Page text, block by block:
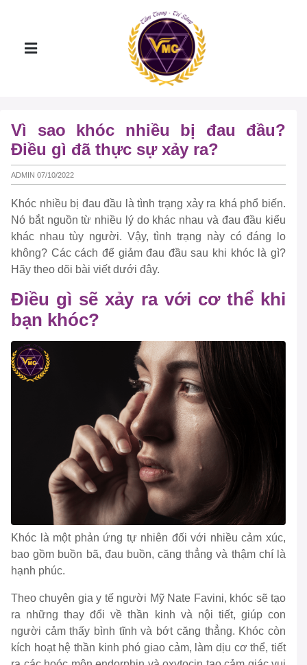
Vì sao khóc nhiều bị đau đầu?
Điều gì đã thực sự xảy ra?
ADMIN 07/10/2022
Khóc nhiều bị đau đầu là tình trạng xảy ra khá phổ biến.
Nó bắt nguồn từ nhiều lý do khác nhau và đau đầu kiểu
khác nhau tùy người. Vậy, tình trạng này có đáng lo
không? Các cách để giảm đau đầu sau khi khóc là gì?
Hãy theo dõi bài viết dưới đây.
Điều gì sẽ xảy ra với cơ thể khi
bạn khóc?
Khóc là một phản ứng tự nhiên đối với nhiều cảm xúc,
bao gồm buồn bã, đau buồn, căng thẳng và thậm chí là
hạnh phúc.
Theo chuyên gia y tế người Mỹ Nate Favini, khóc sẽ tạo
ra những thay đổi về thần kinh và nội tiết, giúp con
người cảm thấy bình tĩnh và bớt căng thẳng. Khóc còn
kích hoạt hệ thần kinh phó giao cảm, làm dịu cơ thể, tiết